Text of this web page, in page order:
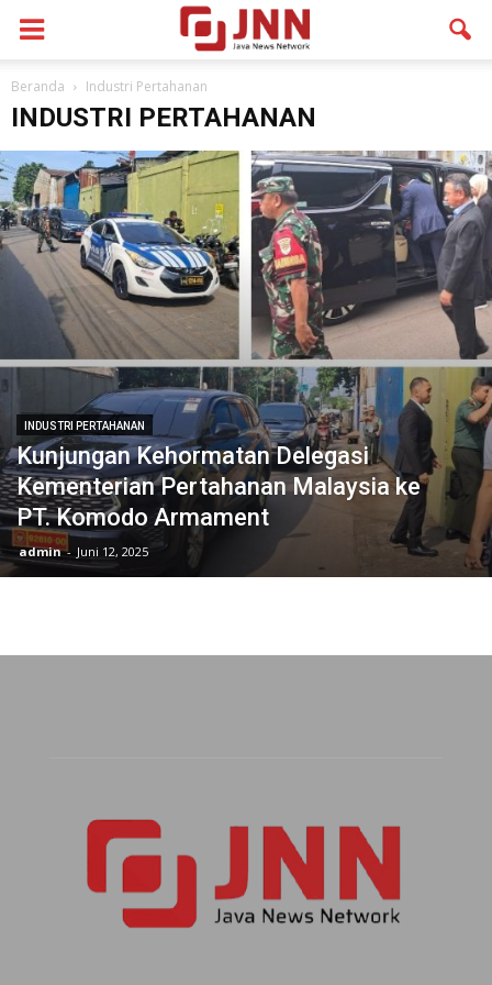
Beranda Industri Pertahanan
INDUSTRI PERTAHANAN
INDUSTRI PERTAHANAN
Kunjungan Kehormatan Delegasi
Kementerian Pertahanan Malaysia ke
PT. Komodo Armament
admin - Juni 12, 2025